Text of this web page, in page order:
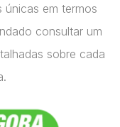
únicas em termos
consultar um
sobre cada